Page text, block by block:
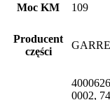
Moc KM 109
Producent
części
0002,